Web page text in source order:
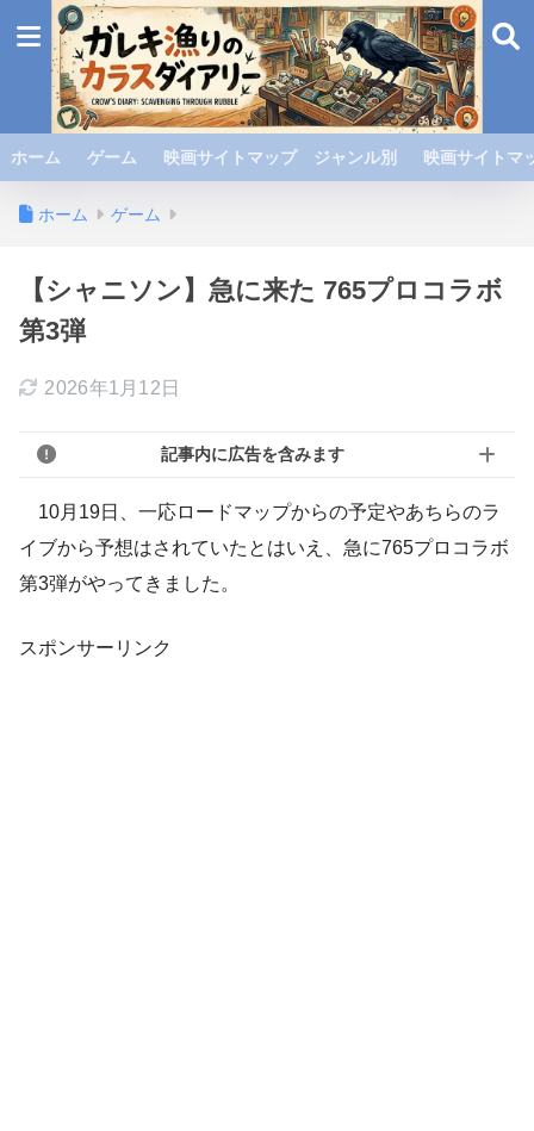
ホーム ゲーム 映画サイトマップ ジャンル別 映画サイト
ホーム ゲーム
【シャニソン】急に来た 765プロコラボ
第3弾
2026年1月12日
記事内に広告を含みます
10月19日、一応ロードマップからの予定やあちらのラ
イブから予想はされていたとはいえ、急に765プロコラボ
第3弾がやってきました。
スポンサーリンク